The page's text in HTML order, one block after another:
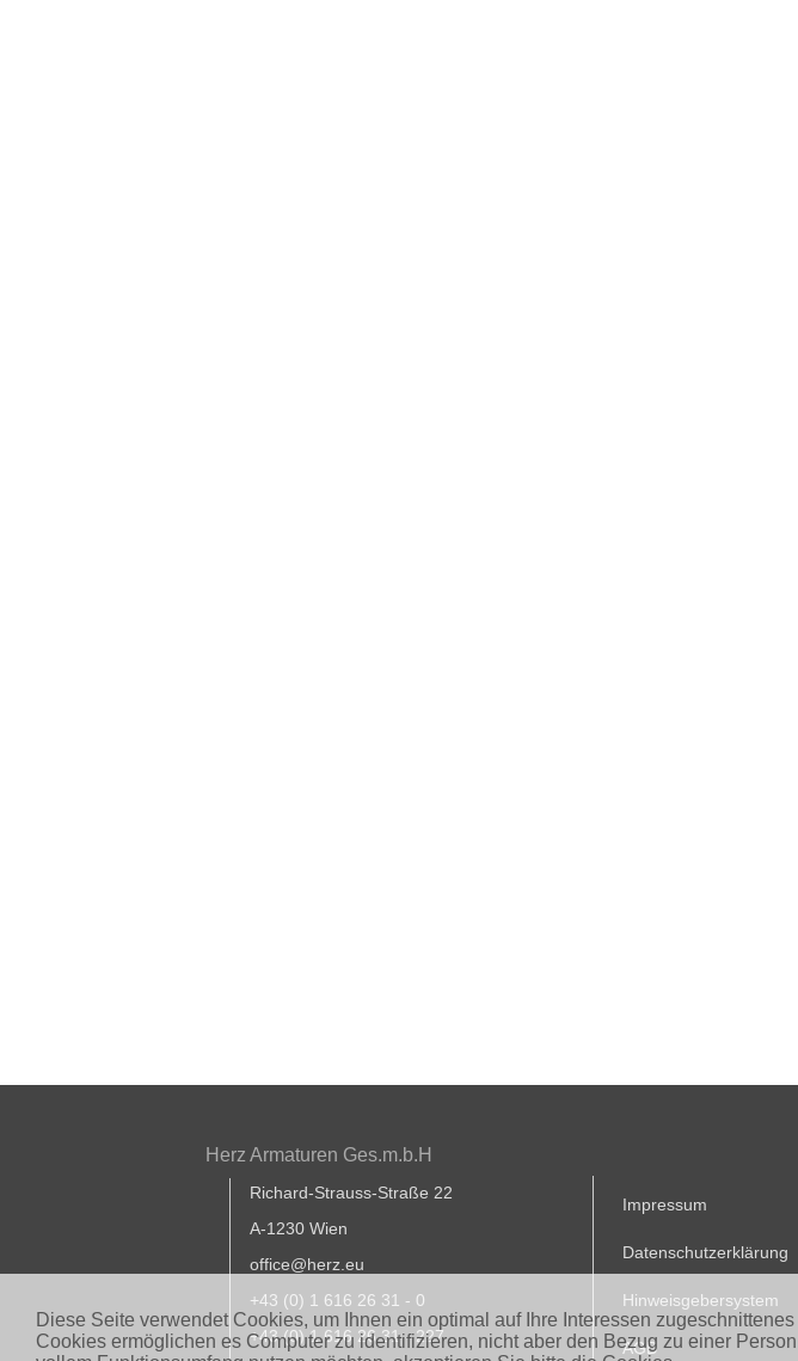
Diese Seite verwendet Cookies, um Ihnen ein optimal auf Ihre Interessen
Cookies ermöglichen es Computer zu identifizieren, nicht aber den Bezug zu einer
Herz Armaturen Ges.m.b.H
Richard-Strauss-Straße 22
A-1230 Wien
office@herz.eu
+43 (0) 1 616 26 31 - 0
+43 (0) 1 616 26 31 - 227
Impressum
Datenschutzerklärung
Hinweisgebersystem
AGB